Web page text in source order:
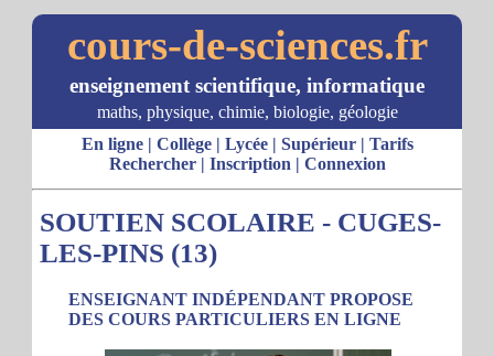
cours-de-sciences.fr
enseignement scientifique, informatique
maths, physique, chimie, biologie, géologie
En ligne| Collège| Lycée| Supérieur| Tarifs
Rechercher| Inscription | Connexion
SOUTIEN SCOLAIRE - CUGES-
LES-PINS (13)
ENSEIGNANT INDÉPENDANT PROPOSE
DES COURS PARTICULIERS EN LIGNE